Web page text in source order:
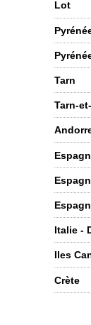
Lot
Tarn
Tarn-
Italie -
Iles
Crète